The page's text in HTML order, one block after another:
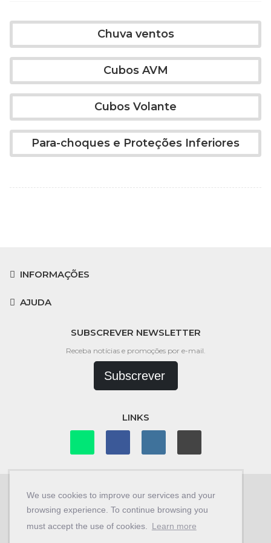
We use cookies to improve our services and your
browsing experience. To continue browsing you
must accept the use of cookies.
Learn more
Chuva ventos
Cubos AVM
Cubos Volante
Para-choques e Proteções Inferiores
INFORMAÇÕES
AJUDA
SUBSCREVER NEWSLETTER
Receba notícias e promoções por e-mail.
Subscrever
LINKS